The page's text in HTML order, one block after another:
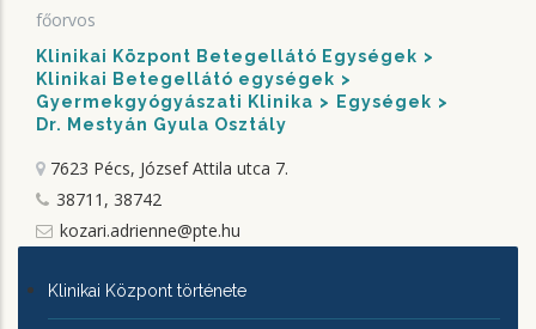
főorvos
Klinikai Központ Betegellátó Egységek
Klinikai Betegellátó egységek
Gyermekgyógyászati Klinika
Egységek
Dr. Mestyán Gyula Osztály
7623 Pécs, József Attila utca 7.
38711, 38742
kozari.adrienne@pte.hu
KLINIKAI
KÖZPONTRÓL
Klinikai Központ története